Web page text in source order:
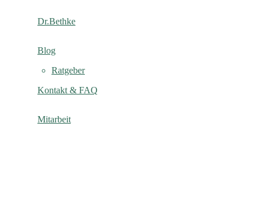
Dr.Bethke
Blog
Ratgeber
Kontakt & FAQ
Mitarbeit